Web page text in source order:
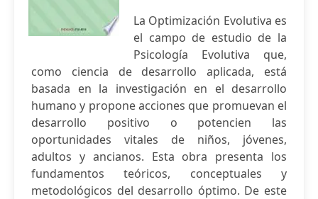
La Optimización Evolutiva es
el campo de estudio de la
Psicología Evolutiva que,
como ciencia de desarrollo aplicada, está
basada en la investigación en el desarrollo
humano y propone acciones que promuevan el
desarrollo positivo o potencien las
oportunidades vitales de niños, jóvenes,
adultos y ancianos. Esta obra presenta los
fundamentos teóricos, conceptuales y
metodológicos del desarrollo óptimo. De este